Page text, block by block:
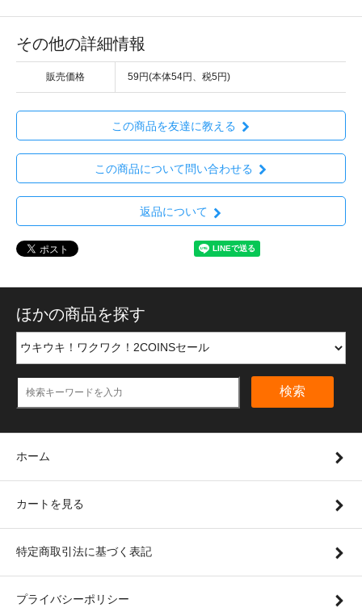
その他の詳細情報
販売価格 59円(本体54円、税5円)
この商品を友達に教える
この商品について問い合わせる
返品について
ほかの商品を探す
検索
ホーム
カートを見る
特定商取引法に基づく表記
プライバシーポリシー